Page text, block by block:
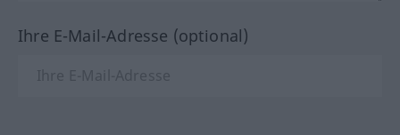
Ihre E-Mail-Adresse (optional)